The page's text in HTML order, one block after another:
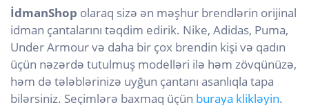
İdmanShop olaraq sizə ən məşhur brendlərin orijinal
idman çantalarını təqdim edirik. Nike, Adidas, Puma,
Under Armour və daha bir çox brendin kişi və qadın
üçün nəzərdə tutulmuş modelləri ilə həm zövqünüzə,
həm də tələblərinizə uyğun çantanı asanlıqla tapa
bilərsiniz. Seçimlərə baxmaq üçün buraya klikləyin.